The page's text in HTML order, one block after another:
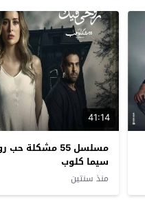
41:14
سيما كلوب
منذ سنتين